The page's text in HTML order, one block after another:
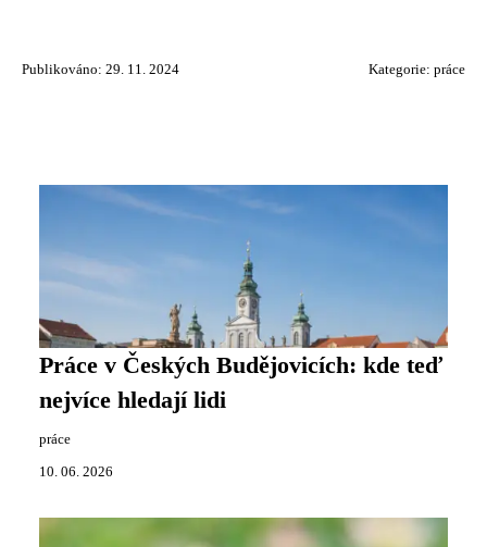
Publikováno: 29. 11. 2024 Kategorie: práce
Práce v Českých Budějovicích: kde teď
nejvíce hledají lidi
práce
10. 06. 2026